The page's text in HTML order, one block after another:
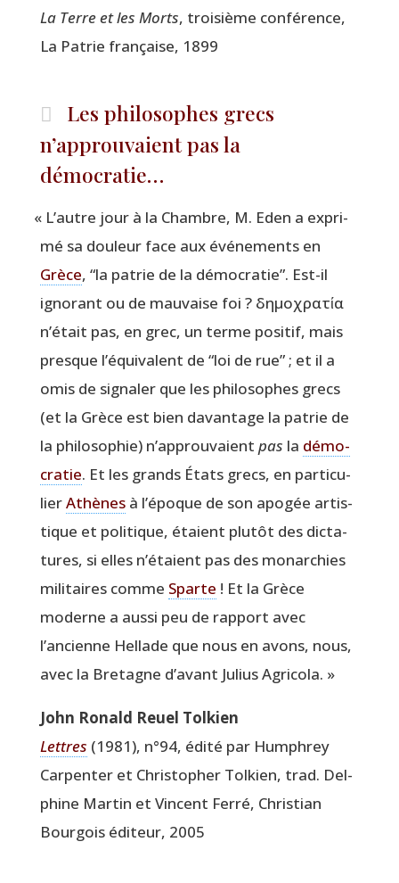
La Terre et les Morts, troi­sième confé­rence,
La Patrie fran­çaise, 1899
Les philosophes grecs
n’approuvaient pas la
démocratie…
« L’autre jour à la Chambre, M. Eden a expri­
mé sa dou­leur face aux évé­ne­ments en
Grèce, “la patrie de la démo­cra­tie”. Est-il
igno­rant ou de mau­vaise foi ? δημοχρατία
n’était pas, en grec, un terme posi­tif, mais
presque l’équivalent de “loi de rue” ; et il a
omis de signa­ler que les phi­lo­sophes grecs
(et la Grèce est bien davan­tage la patrie de
la phi­lo­so­phie) n’approuvaient pas la démo­
cra­tie. Et les grands États grecs, en par­ti­cu­
lierAthènesà l’époque de son apo­gée artis­
tique et poli­tique, étaient plu­tôt des dic­ta­
tures, si elles n’étaient pas des monar­chies
mili­taires comme Sparte ! Et la Grèce
moderne a aus­si peu de rap­port avec
l’ancienne Hel­lade que nous en avons, nous,
avec la Bre­tagne d’avant Julius Agricola. »
John Ronald Reuel Tolkien
Lettres (1981), n°94, édi­té par Hum­phrey
Car­pen­ter et Chris­to­pher Tol­kien, trad. Del­
phine Mar­tin et Vincent Fer­ré, Chris­tian
Bour­gois édi­teur, 2005